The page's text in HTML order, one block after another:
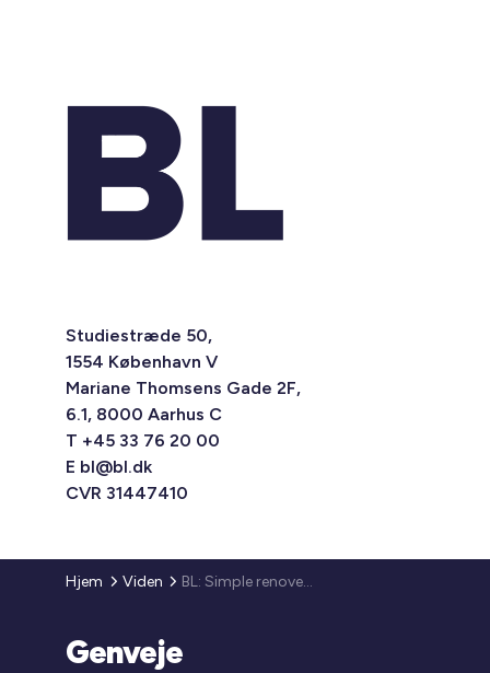
Studiestræde 50,
1554 København V
Mariane Thomsens Gade 2F,
6.1, 8000 Aarhus C
T +45 33 76 20 00
E bl@bl.dk
CVR 31447410
Hjem Viden BL: Simple renoveringer kan sætte turbo på de ældrevenlige almene boliger
Genveje